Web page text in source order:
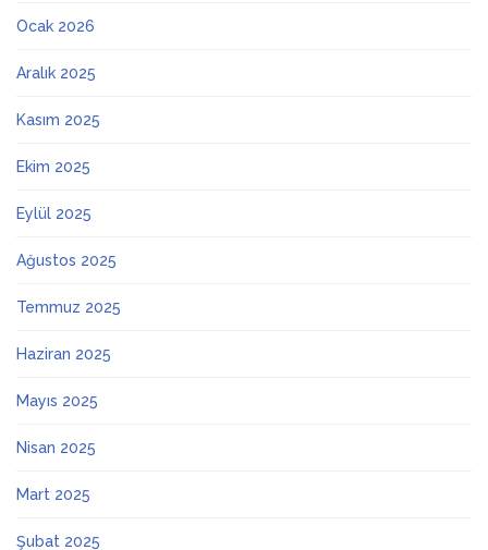
Ocak 2026
Aralık 2025
Kasım 2025
Ekim 2025
Eylül 2025
Ağustos 2025
Temmuz 2025
Haziran 2025
Mayıs 2025
Nisan 2025
Mart 2025
Şubat 2025